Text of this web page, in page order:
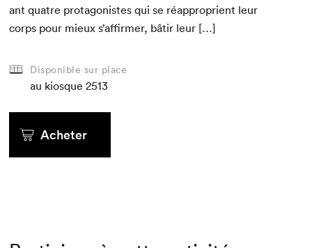
ant qua­tre pro­tag­o­nistes qui se réap­pro­prient leur
corps pour mieux s’affirmer, bâtir leur […]
Disponible sur place
au kiosque 2513
Acheter